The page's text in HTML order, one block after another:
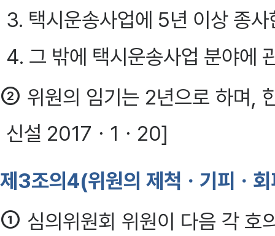
3. 택시운송사업에 5년 이상 종사
4. 그 밖에 택시운송사업 분야에
② 위원의 임기는 2년으로 하며,
신설 2017ㆍ1ㆍ20]
제3조의4(위원의 제척ㆍ기피ㆍ
① 심의위원회 위원이 다음 각 호